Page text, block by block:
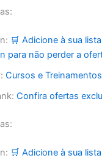
🛒 Adicione à sua
para não perder a
Cursos e Treinamentos
Confira ofertas
🛒 Adicione à sua